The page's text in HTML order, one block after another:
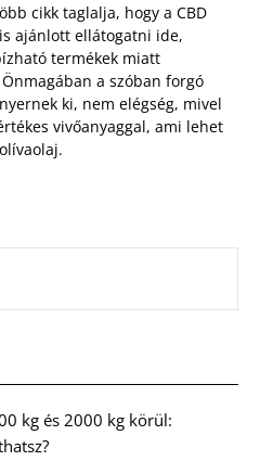
cikk taglalja, hogy a CBD
ajánlott ellátogatni ide,
termékek miatt
a szóban forgó
ki, nem elégség, mivel
vivőanyaggal, ami lehet
kg és 2000 kg körül: